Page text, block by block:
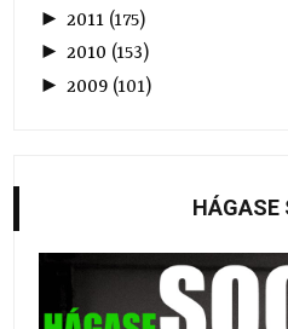
► 2011 (175)
►2010 (153)
► 2009 (101)
HÁGASE